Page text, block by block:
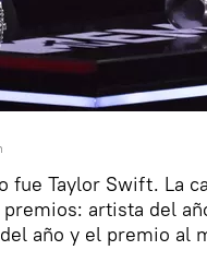
fue Taylor Swift. La
artista del
año y el premio al